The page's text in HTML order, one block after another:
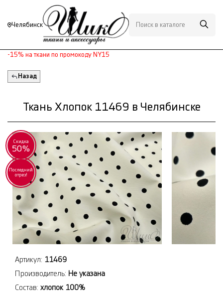
Челябинск
-15% на ткани по промокоду NY15
Назад
Ткань Хлопок 11469 в Челябинске
Скидка
50%
Последний
отрез!
Артикул: 11469
Производитель: Не указана
Состав: хлопок 100%